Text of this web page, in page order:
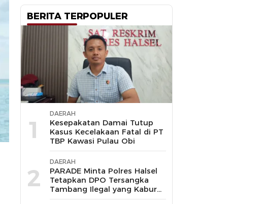
BERITA TERPOPULER
1
DAERAH
Kesepakatan Damai Tutup
Kasus Kecelakaan Fatal di PT
TBP Kawasi Pulau Obi
2
DAERAH
PARADE Minta Polres Halsel
Tetapkan DPO Tersangka
Tambang Ilegal yang Kabur
ke Malaysia